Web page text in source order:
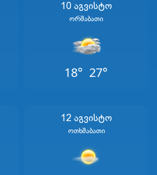
10 Აგვისტო
Ორშაბათი
18° 27°
12 Აგვისტო
Ოთხშაბათი